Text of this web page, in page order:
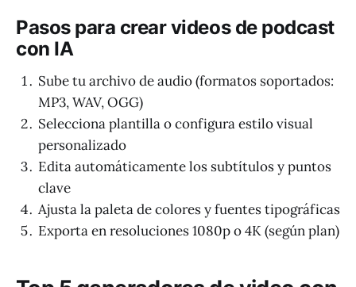
Pasos para crear videos de podcast
con IA
Sube tu archivo de audio (formatos soportados:
MP3, WAV, OGG)
Selecciona plantilla o configura estilo visual
personalizado
Edita automáticamente los subtítulos y puntos
clave
Ajusta la paleta de colores y fuentes tipográficas
Exporta en resoluciones 1080p o 4K (según plan)